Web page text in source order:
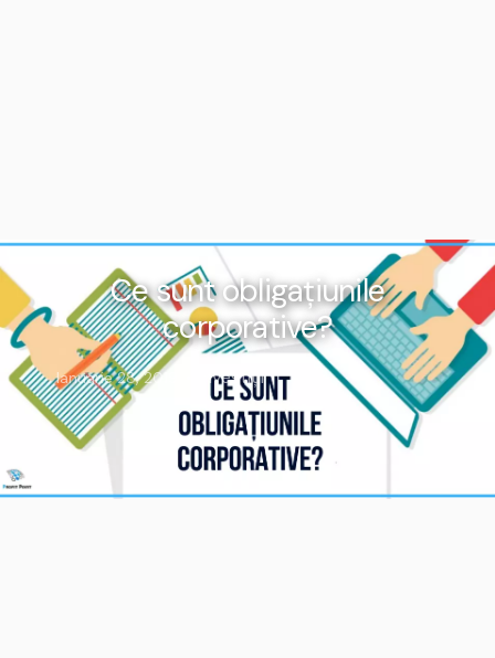
Ce sunt obligațiunile
corporative?
Ianuarie 28, 2019 Investiții